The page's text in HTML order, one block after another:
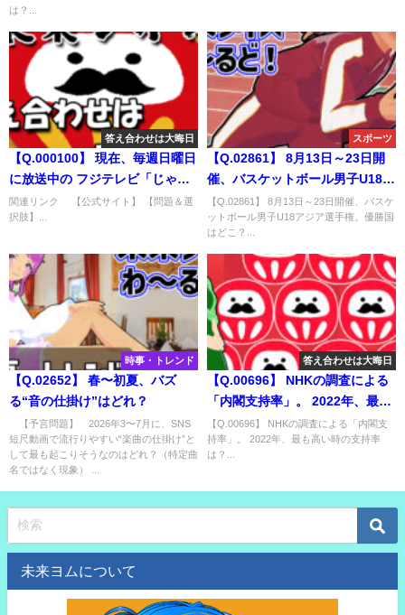
は？...
答え合わせは大晦日
【Q.000100】 現在、毎週日曜日
に放送中の フジテレビ「じゃじ
ゃじゃじゃーン！ 」で、 放送中
のアニメ・クレーンゲーマーつ
に成功する？
関連リンク 【公式サイト】 【問題＆選
択肢】...
スポーツ
【Q.02861】 8月13日～23日開
催、バスケットボール男子U18ア
ジア選手権。優勝国はどこ？
【Q.02861】 8月13日～23日開催、バスケ
ットボール男子U18アジア選手権。優勝国
はどこ？...
時事・トレンド
【Q.02652】 春〜初夏、バズ
る“音の仕掛け”はどれ？
【予言問題】 2026年3〜7月に、SNS
短尺動画で流行りやすい“楽曲の仕掛け”と
して最も起こりそうなのはどれ？（特定曲
名ではなく現象） ...
答え合わせは大晦日
【Q.00696】 NHKの調査による
「内閣支持率」。 2022年、最も
高い時の支持率は？
【Q.00696】 NHKの調査による「内閣支
持率」。 2022年、最も高い時の支持率
は？...
未来ヨムについて